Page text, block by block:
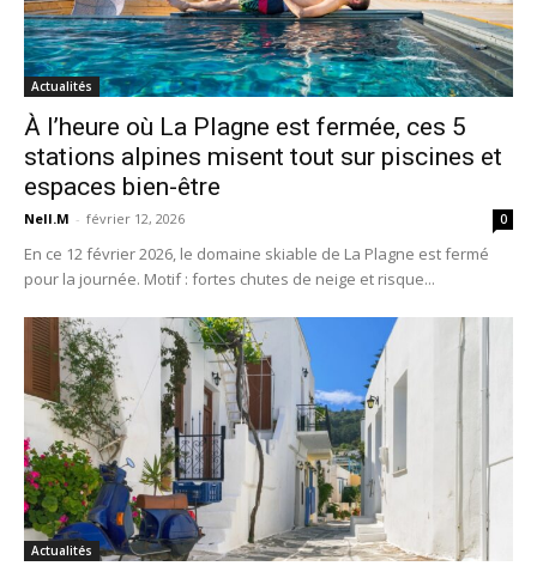
Actualités
À l’heure où La Plagne est fermée, ces 5
stations alpines misent tout sur piscines et
espaces bien-être
Nell.M - février 12, 2026 0
En ce 12 février 2026, le domaine skiable de La Plagne est fermé
pour la journée. Motif : fortes chutes de neige et risque...
Actualités